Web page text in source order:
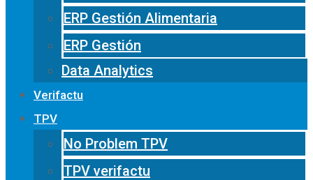
ERP Gestión Alimentaria
ERP Gestión
Data Analytics
Verifactu
TPV
No Problem TPV
TPV verifactu